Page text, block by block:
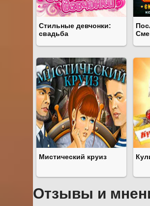
Стильные девчонки:
свадьба
Мистический круиз
Отзывы и